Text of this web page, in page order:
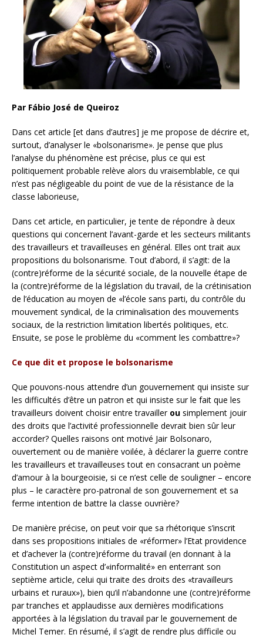
Par Fábio José de Queiroz
Dans cet article [et dans d’autres] je me propose de décrire et,
surtout, d’analyser le «bolsonarisme». Je pense que plus
l’analyse du phénomène est précise, plus ce qui est
politiquement probable relève alors du vraisemblable, ce qui
n’est pas négligeable du point de vue de la résistance de la
classe laborieuse,
Dans cet article, en particulier, je tente de répondre à deux
questions qui concernent l’avant-garde et les secteurs militants
des travailleurs et travailleuses en général. Elles ont trait aux
propositions du bolsonarisme. Tout d’abord, il s’agit: de la
(contre)réforme de la sécurité sociale, de la nouvelle étape de
la (contre)réforme de la législation du travail, de la crétinisation
de l’éducation au moyen de «l’école sans parti, du contrôle du
mouvement syndical, de la criminalisation des mouvements
sociaux, de la restriction limitation libertés politiques, etc.
Ensuite, se pose le problème du «comment les combattre»?
Ce que dit et propose le bolsonarisme
Que pouvons-nous attendre d’un gouvernement qui insiste sur
les difficultés d’être un patron et qui insiste sur le fait que les
travailleurs doivent choisir entre travailler ou simplement jouir
des droits que l’activité professionnelle devrait bien sûr leur
accorder? Quelles raisons ont motivé Jair Bolsonaro,
ouvertement ou de manière voilée, à déclarer la guerre contre
les travailleurs et travailleuses tout en consacrant un poème
d’amour à la bourgeoisie, si ce n’est celle de souligner – encore
plus – le caractère pro-patronal de son gouvernement et sa
ferme intention de battre la classe ouvrière?
De manière précise, on peut voir que sa rhétorique s’inscrit
dans ses propositions initiales de «réformer» l’Etat providence
et d’achever la (contre)réforme du travail (en donnant à la
Constitution un aspect d’«informalité» en enterrant son
septième article, celui qui traite des droits des «travailleurs
urbains et ruraux»), bien qu’il n’abandonne une (contre)réforme
par tranches et applaudisse aux dernières modifications
apportées à la législation du travail par le gouvernement de
Michel Temer. En résumé, il s’agit de rendre plus difficile ou